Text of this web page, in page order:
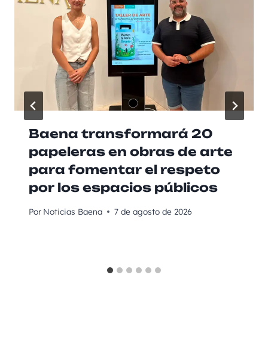
Baena transformará 20
papeleras en obras de arte
para fomentar el respeto
por los espacios públicos
Por Noticias Baena 7 de agosto de 2026